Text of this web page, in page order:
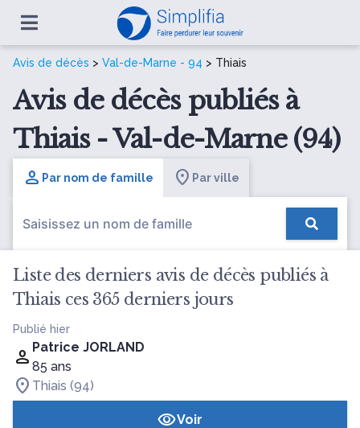
Avis de décès > Val-de-Marne - 94 > Thiais
Avis de décès publiés à
Thiais - Val-de-Marne (94)
Par nom de famille Par ville
Liste des derniers avis de décès publiés à
Thiais ces 365 derniers jours
Publié hier
Patrice JORLAND
85 ans
Thiais (94)
Voir